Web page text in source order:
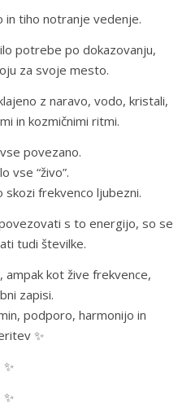
in tiho notranje vedenje.
potrebe po dokazovanju,
za svoje mesto.
z naravo, vodo, kristali,
in kozmičnimi ritmi.
povezano.
vse “živo”.
skozi frekvenco ljubezni.
s to energijo, so se
tudi številke.
ampak kot žive frekvence,
zapisi.
podporo, harmonijo in
✨
✨
✨